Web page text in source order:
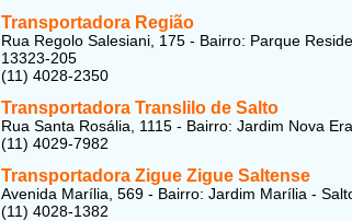
Transportadora Região
Rua Regolo Salesiani, 175 - Bairro: Parque
13323-205
(11) 4028-2350
Transportadora Translilo de Salto
Rua Santa Rosália, 1115 - Bairro: Jardim Nova
(11) 4029-7982
Transportadora Zigue Zigue Saltense
Avenida Marília, 569 - Bairro: Jardim Marília -
(11) 4028-1382